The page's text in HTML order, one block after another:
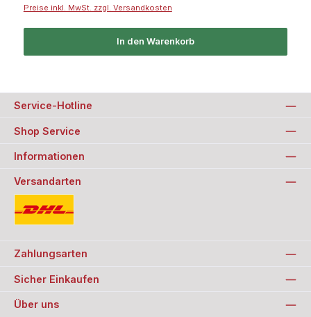
Preise inkl. MwSt. zzgl. Versandkosten
In den Warenkorb
Service-Hotline
Shop Service
Informationen
Versandarten
Zahlungsarten
Sicher Einkaufen
Über uns